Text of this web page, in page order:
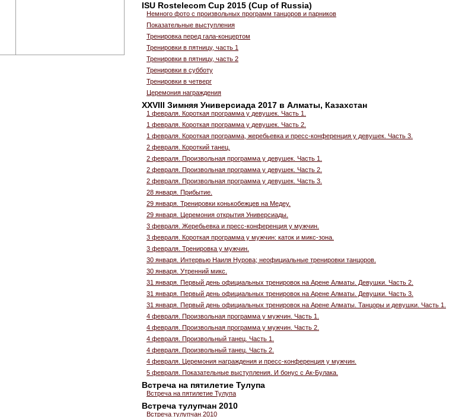
ISU Rostelecom Cup 2015 (Cup of Russia)
Немного фото с произвольных программ танцоров и парников
Показательные выступления
Тренировка перед гала-концертом
Тренировки в пятницу, часть 1
Тренировки в пятницу, часть 2
Тренировки в субботу
Тренировки в четверг
Церемония награждения
XXVIII Зимняя Универсиада 2017 в Алматы, Казахстан
1 февраля. Короткая программа у девушек. Часть 1.
1 февраля. Короткая программа у девушек. Часть 2.
1 февраля. Короткая программа, жеребьевка и пресс-конференция у девушек. Часть 3.
2 февраля. Короткий танец.
2 февраля. Произвольная программа у девушек. Часть 1.
2 февраля. Произвольная программа у девушек. Часть 2.
2 февраля. Произвольная программа у девушек. Часть 3.
28 января. Прибытие.
29 января. Тренировки конькобежцев на Медеу.
29 января. Церемония открытия Универсиады.
3 февраля. Жеребьевка и пресс-конференция у мужчин.
3 февраля. Короткая программа у мужчин: каток и микс-зона.
3 февраля. Тренировка у мужчин.
30 января. Интервью Наиля Нурова; неофициальные тренировки танцоров.
30 января. Утренний микс.
31 января. Первый день официальных тренировок на Арене Алматы. Девушки. Часть 2.
31 января. Первый день официальных тренировок на Арене Алматы. Девушки. Часть 3.
31 января. Первый день официальных тренировок на Арене Алматы. Танцоры и девушки. Часть 1.
4 февраля. Произвольная программа у мужчин. Часть 1.
4 февраля. Произвольная программа у мужчин. Часть 2.
4 февраля. Произвольный танец. Часть 1.
4 февраля. Произвольный танец. Часть 2.
4 февраля. Церемония награждения и пресс-конференция у мужчин.
5 февраля. Показательные выступления. И бонус с Ак-Булака.
Встреча на пятилетие Тулупа
Встреча на пятилетие Тулупа
Встреча тулупчан 2010
Встреча тулупчан 2010